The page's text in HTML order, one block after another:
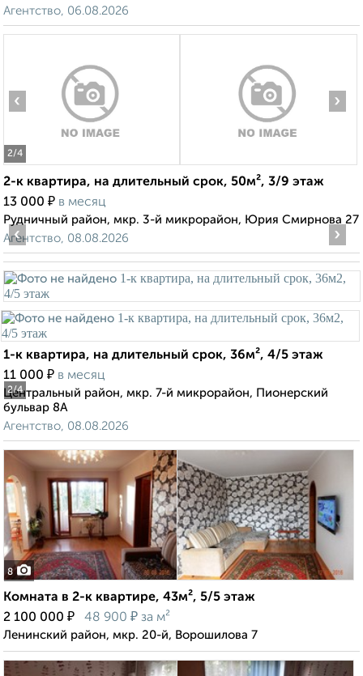
Агентство, 06.08.2026
2/4
‹ ›
2-к квартира, на длительный срок, 50м², 3/9 этаж
13 000 ₽ в месяц
Рудничный район, мкр. 3-й микрорайон, Юрия Смирнова 27
Агентство, 08.08.2026
2/4
‹ ›
1-к квартира, на длительный срок, 36м², 4/5 этаж
11 000 ₽ в месяц
Центральный район, мкр. 7-й микрорайон, Пионерский
бульвар 8А
Агентство, 08.08.2026
8
Комната в 2-к квартире, 43м², 5/5 этаж
2 100 000 ₽ 48 900 ₽ за м²
Ленинский район, мкр. 20-й, Ворошилова 7